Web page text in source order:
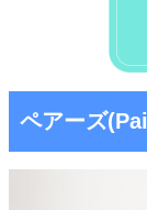
ペアーズ